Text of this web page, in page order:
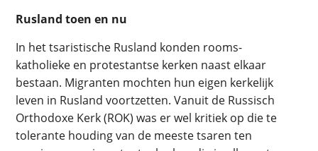
Rusland toen en nu
In het tsaristische Rusland konden rooms-
katholieke en protestantse kerken naast elkaar
bestaan. Migranten mochten hun eigen kerkelijk
leven in Rusland voortzetten. Vanuit de Russisch
Orthodoxe Kerk (ROK) was er wel kritiek op die te
tolerante houding van de meeste tsaren ten